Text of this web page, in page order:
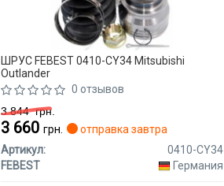
ШРУС FEBEST 0410-CY34 Mitsubishi
Outlander
0 отзывов
3 844грн.
3 660 грн.
отправка завтра
Артикул:
0410-CY34
FEBEST
Германия